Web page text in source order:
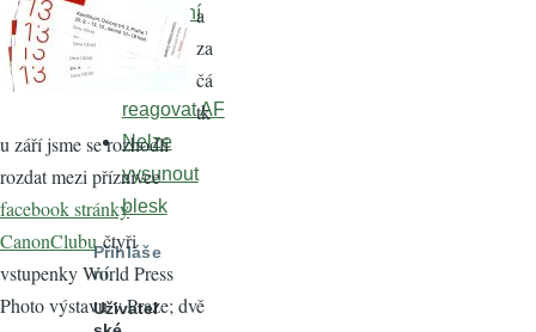
a
za
čá
tk
u září jsme se rozhodli
rozdat mezi příznivce
facebook stránky
CanonClubučtyři
vstupenky World Press
Photo výstavu v Praze; dvě
Manuální
objektiv
reagovat AF
Nelze
vysunout
blesk
Přihláše
ní
Uživatel